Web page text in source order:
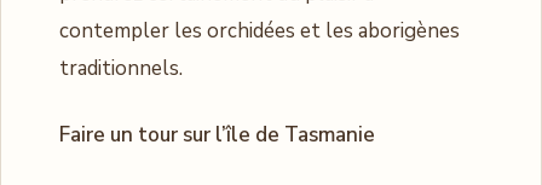
contempler les orchidées et les aborigènes
traditionnels.
Faire un tour sur l’île de Tasmanie